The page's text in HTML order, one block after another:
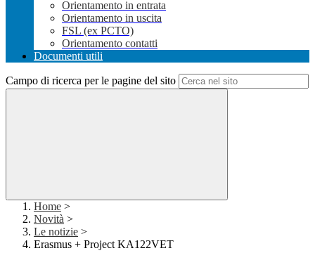
Orientamento in entrata
Orientamento in uscita
FSL (ex PCTO)
Orientamento contatti
Documenti utili
Campo di ricerca per le pagine del sito
Home >
Novità >
Le notizie >
Erasmus + Project KA122VET